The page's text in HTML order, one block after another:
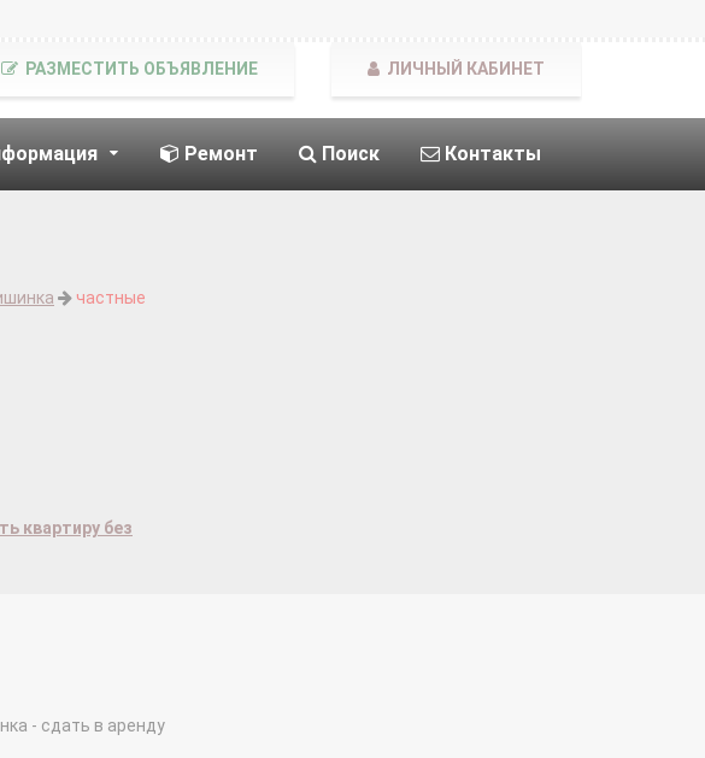
Ремонт Поиск Контакты
РАЗМЕСТИТЬ ОБЪЯВЛЕНИЕ ЛИЧНЫЙ КАБИНЕТ
частные
квартиру без
- сдать в аренду